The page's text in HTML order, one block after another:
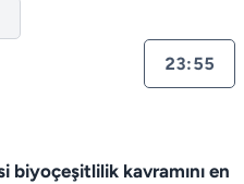
23:55
biyoçeşitlilik kavramını en